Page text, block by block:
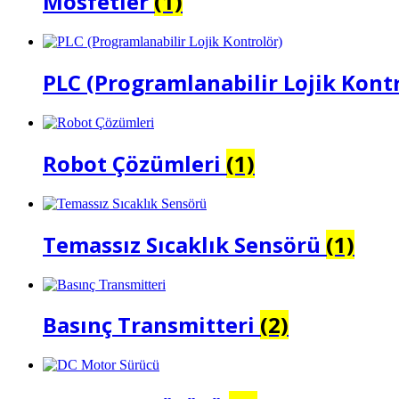
PLC (Programlanabilir Lojik
Robot Çözümleri (1)
Temassız Sıcaklık Sensörü (1)
Basınç Transmitteri (2)